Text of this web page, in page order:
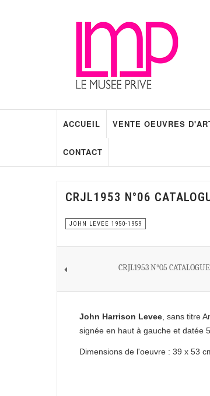
ACCUEIL VENTE OEUVRES
CONTACT
CRJL1953 N°06
JOHN LEVEE 1950-1959
CRJL1953 N°05
John Harrison Levee , sans titre
signée en haut à gauche et datée
Dimensions de l'oeuvre : 39 x 53